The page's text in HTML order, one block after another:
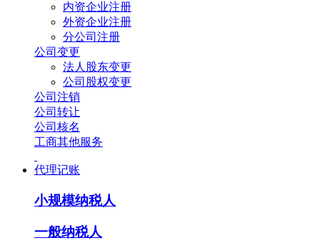
内资企业注册
外资企业注册
分公司注册
公司变更
法人股东变更
公司股权变更
公司注销
公司转让
公司核名
工商其他服务
代理记账
小规模纳税人
一般纳税人